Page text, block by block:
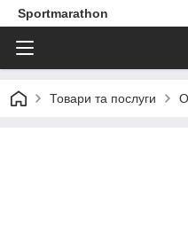
Sportmarathon
Товари та послуги